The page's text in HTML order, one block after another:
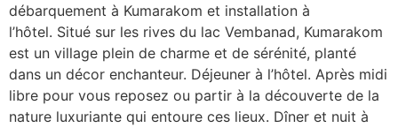
débarquement à Kumarakom et installation à
l’hôtel. Situé sur les rives du lac Vembanad, Kumarakom
est un village plein de charme et de sérénité, planté
dans un décor enchanteur. Déjeuner à l’hôtel. Après midi
libre pour vous reposez ou partir à la découverte de la
nature luxuriante qui entoure ces lieux. Dîner et nuit à